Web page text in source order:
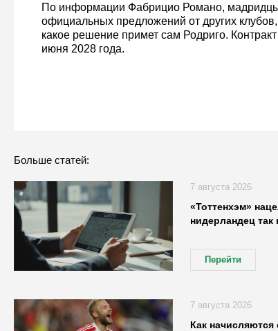
По информации Фабрицио Романо,
официальных предложений от других
какое решение примет сам Родриго.
июня 2028 года.
Больше статей:
«Тоттенхэм»
нидерландец так
Перейти
7 августа 2026
Как
7 августа 2026